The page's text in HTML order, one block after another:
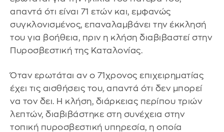
απαντά ότι είναι 71 ετών και, εμφανώς
συγκλονισμένος, επαναλαμβάνει την έκκλησή
του για βοήθεια, πριν η κλήση διαβιβαστεί στην
Πυροσβεστική της Καταλονίας.
Όταν ερωτάται αν ο 71χρονος επιχειρηματίας
έχει τις αισθήσεις του, απαντά ότι δεν μπορεί
να τον δει. Η κλήση, διάρκειας περίπου τριών
λεπτών, διαβιβάστηκε στη συνέχεια στην
τοπική πυροσβεστική υπηρεσία, η οποία